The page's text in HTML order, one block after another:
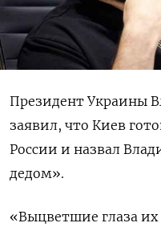
Президент Украины
заявил, что Киев
России и назвал
дедом».
«Выцветшие глаза